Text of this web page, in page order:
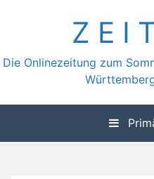
Z E I
Die Onlinezeitung zum